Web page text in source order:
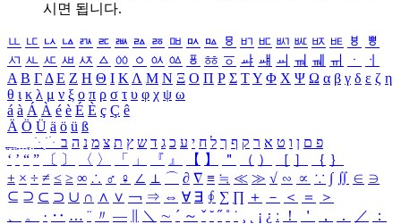
시면 됩니다.
ㅥ ㅦ ㅧ ㅨ ㅩ ㅪ ㅫ ㅬ ㅭ ㅮ ㅯ ㅰ ㅱ ㅲ ㅳ ㅴ ㅵ ㅶ ㅷ ㅸ
ㅹ
ㅺ ㅻ ㅼ ㅽ ㅾ ㅿ ㆀ ㆁ ㆂ ㆃ ㆄ ㆅ ㆆ ㆇ ㆈ ㆉ ㆊ ㆋ ㆌ ㆍ
ㆎ
Α Β ΓΔ Ε Ζ Η Θ Ι ΚΛ Μ Ν Ξ Ο Π Ρ Σ ΤΥ Φ Χ Ψ Ω α β γ δ ε ζ η
θ ι κ λ μ ν ξ ο π ρ σ τ υ φ χ ψ ω
á à Á À é è É È ç Ç ê
Ä Ö Ü ä ö ü ß
ִֶֹ ֻּ ׁׂ פ ם ן ו ט א ר ק ף ך ל ח י ע כ ג ד ש ץ ת צ מ נ ה ב
‘ ’ “ ” 〔 〕 〈 〉 「 」 『 』 【 】 ＂ （ ） ［ ］ ｛ ｝
± × ÷ ≠ ≤ ≥ ∞ ∴ ♂ ♀ ∠ ⊥ ⌒ ∂ ∇ ≡ ≒ ≪ ≫ √ ∽ ∝ ∵ ∫ ∬ ∈ ∋
⊆ ⊇ ⊂ ⊃ ∪ ∩ ∧ ∨ ￢ ⇒ ⇔ ∀ ∃ ∮ ∑ ∏ ＋ － ＜ ＝
＞
、
。 · ‥ … ¨ 〃 ― ＼ ∼ ´ ～ ˇ ˘ ˝ ˚ ˙ ¸ ¡ ¿ ː ！ ＇ ， ． ／
：